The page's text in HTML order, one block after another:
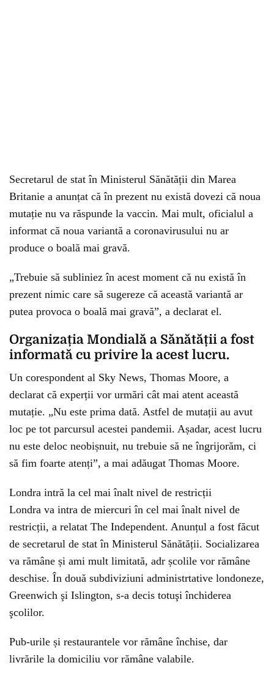
Secretarul de stat în Ministerul Sănătății din Marea
Britanie a anunțat că în prezent nu există dovezi că noua
mutație nu va răspunde la vaccin. Mai mult, oficialul a
informat că noua variantă a coronavirusului nu ar
produce o boală mai gravă.
„Trebuie să subliniez în acest moment că nu există în
prezent nimic care să sugereze că această variantă ar
putea provoca o boală mai gravă”, a declarat el.
Organizația Mondială a Sănătății a fost
informată cu privire la acest lucru.
Un corespondent al Sky News, Thomas Moore, a
declarat că experții vor urmări cât mai atent această
mutație. „Nu este prima dată. Astfel de mutații au avut
loc pe tot parcursul acestei pandemii. Așadar, acest lucru
nu este deloc neobișnuit, nu trebuie să ne îngrijorăm, ci
să fim foarte atenți”, a mai adăugat Thomas Moore.
Londra intră la cel mai înalt nivel de restricții
Londra va intra de miercuri în cel mai înalt nivel de
restricții, a relatat The Independent. Anunțul a fost făcut
de secretarul de stat în Ministerul Sănătății. Socializarea
va rămâne și ami mult limitată, adr școlile vor rămâne
deschise. În două subdiviziuni administrtative londoneze,
Greenwich şi Islington, s-a decis totuşi închiderea
şcolilor.
Pub-urile și restaurantele vor rămâne închise, dar
livrările la domiciliu vor rămâne valabile.